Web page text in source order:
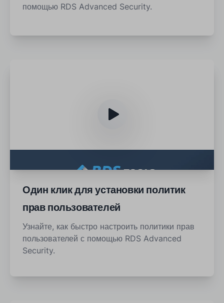
помощью RDS Advanced Security.
Один клик для установки политик
прав пользователей
Узнайте, как быстро настроить политики прав
пользователей с помощью RDS Advanced
Security.